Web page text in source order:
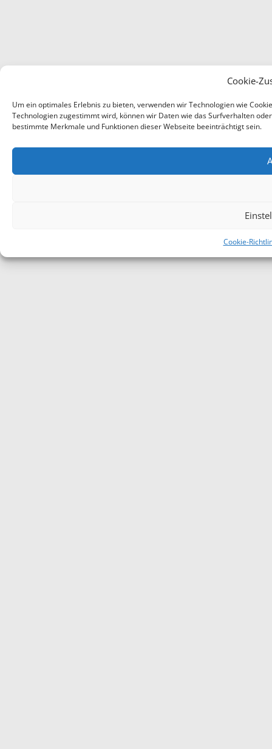
Cookie-
Um ein optimales Erlebnis zu bieten, verwenden wir Technologien wie
Technologien zugestimmt wird, können wir Daten wie das Surfverhalten
bestimmte Merkmale und Funktionen dieser Webseite beeinträchtigt sein.
Cookie-